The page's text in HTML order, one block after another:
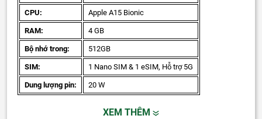
CPU: Apple A15 Bionic
RAM: 4 GB
Bộ nhớ trong: 512GB
SIM: 1 Nano SIM & 1 eSIM, Hỗ trợ 5G
Dung lượng pin: 20 W
XEM THÊM